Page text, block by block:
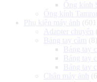
Ống kính
Ống kính Tamron
Phụ kiện máy ảnh
Adapter chuyển
Báng tay cầm (8)
Báng tay
Báng tay
Báng tay
Chân máy ảnh